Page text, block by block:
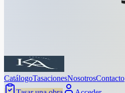
CatálogoTasacionesNosotrosContacto